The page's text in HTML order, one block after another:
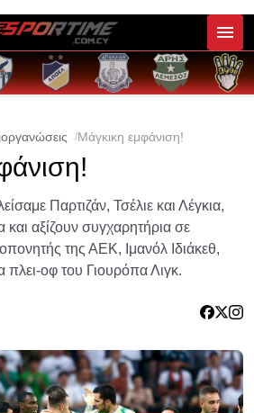
Μάγκικη εμφάνιση!
Παρτιζάν, Τσέλιε και Λέγκια,
και αξίζουν συγχαρητήρια σε
της ΑΕΚ, Ιμανόλ Ιδιάκεθ,
πλει-οφ του Γιουρόπα Λιγκ.